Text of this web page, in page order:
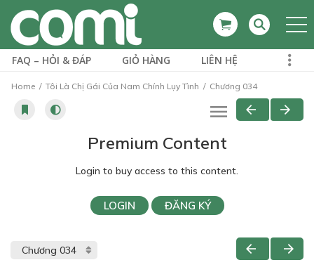
FAQ – HỎI & ĐÁP GIỎ HÀNG LIÊN HỆ
Home Tôi Là Chị Gái Của Nam Chính Lụy Tình Chương 034
Premium Content
Login to buy access to this content.
LOGIN ĐĂNG KÝ